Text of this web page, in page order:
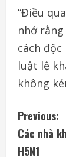
“Điều
nhớ
cách độc
luật lệ
không
C
o
Previous:
Các nhà
H5N1